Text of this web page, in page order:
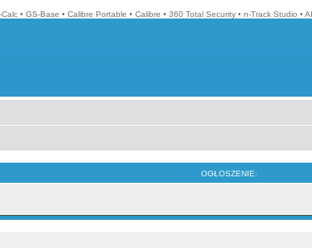
Calc • GS-Base • Calibre Portable • Calibre • 360 Total Security • n-Track Studio •
OGŁOSZENIE: